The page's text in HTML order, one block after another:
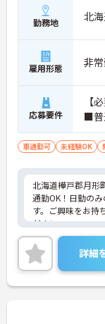
勤務地 北
雇用形態 非
応募要件
【
■普
車通勤可 未経験OK
北海道樺戸郡月形
通勤OK！日勤の
す。ご興味をお持
ださい。
詳細